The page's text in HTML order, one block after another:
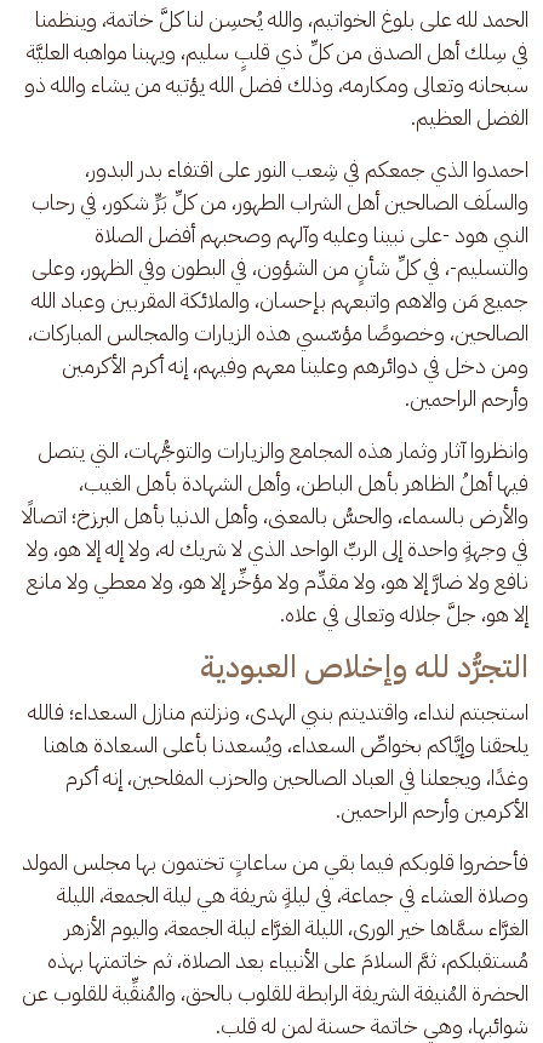
الحمد لله على بلوغ الخواتيم، والله يُحسِن لنا كلَّ خاتمة، وينظمنا
في سِلك أهل الصدق من كلِّ ذي قلبٍ سليم، ويهبنا مواهبه العليَّة
سبحانه وتعالى ومكارمه، وذلك فضل الله يؤتيه من يشاء والله ذو
الفضل العظيم.
احمدوا الذي جمعكم في شِعب النور على اقتفاء بدر البدور،
والسلَف الصالحين أهل الشراب الطهور، من كلِّ بَرٍّ شكور، في رحاب
النبي هود -على نبينا وعليه وآلهم وصحبهم أفضل الصلاة
والتسليم-، في كلِّ شأنٍ من الشؤون، في البطون وفي الظهور، وعلى
جميع مَن والاهم واتبعهم بإحسان، والملائكة المقربين وعباد الله
الصالحين، وخصوصًا مؤسّسي هذه الزيارات والمجالس المباركات،
ومن دخل في دوائرهم وعلينا معهم وفيهم، إنه أكرم الأكرمين
وأرحم الراحمين.
وانظروا آثار وثمار هذه المجامع والزيارات والتوجُّهات، التي يتصل
فيها أهلُ الظاهر بأهل الباطن، وأهل الشهادة بأهل الغيب،
والأرض بالسماء، والحسُّ بالمعنى، وأهل الدنيا بأهل البرزخ؛ اتصالًا
في وجهةٍ واحدة إلى الربِّ الواحد الذي لا شريك له، ولا إله إلا هو، ولا
نافع ولا ضارَّ إلا هو، ولا مقدِّم ولا مؤخِّر إلا هو، ولا معطي ولا مانع
إلا هو، جلَّ جلاله وتعالى في علاه.
التجرُّد لله وإخلاص العبودية
استجبتم لنداء، واقتديتم بنبي الهدى، ونزلتم منازل السعداء؛ فالله
يلحقنا وإيَّاكم بخواصِّ السعداء، ويُسعدنا بأعلى السعادة هاهنا
وغدًا، ويجعلنا في العباد الصالحين والحزب المفلحين، إنه أكرم
الأكرمين وأرحم الراحمين.
فأحضروا قلوبكم فيما بقي من ساعاتٍ تختمون بها مجلس المولد
وصلاة العشاء في جماعة، في ليلةٍ شريفة هي ليلة الجمعة، الليلة
الغرَّاء سمَّاها خير الورى، الليلة الغرَّاء ليلة الجمعة، واليوم الأزهر
مُستقبلكم، ثمَّ السلامَ على الأنبياء بعد الصلاة، ثم خاتمتها بهذه
الحضرة المُنيفة الشريفة الرابطة للقلوب بالحق، والمُنقِّية للقلوب عن
شوائبها، وهي خاتمة حسنة لمن له قلب.